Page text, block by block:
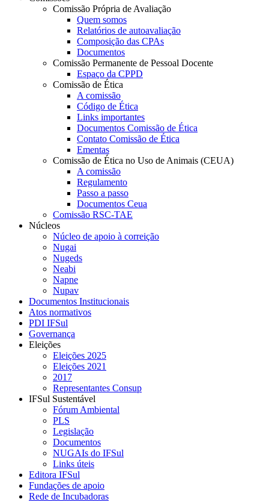
Comissão Própria de Avaliação
Quem somos
Relatórios de autoavaliação
Composição das CPAs
Documentos
Comissão Permanente de Pessoal Docente
Espaço da CPPD
Comissão de Ética
A comissão
Código de Ética
Links importantes
Documentos Comissão de Ética
Contato Comissão de Ética
Ementas
Comissão de Ética no Uso de Animais (CEUA)
A comissão
Regulamento
Passo a passo
Documentos Ceua
Comissão RSC-TAE
Núcleos
Núcleo de apoio à correição
Nugai
Nugeds
Neabi
Napne
Nupav
Documentos Institucionais
Atos normativos
PDI IFSul
Governança
Eleições
Eleições 2025
Eleições 2021
2017
Representantes Consup
IFSul Sustentável
Fórum Ambiental
PLS
Legislação
Documentos
NUGAIs do IFSul
Links úteis
Editora IFSul
Fundações de apoio
Rede de Incubadoras